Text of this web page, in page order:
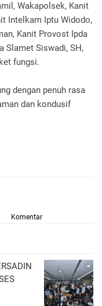
Wakapolsek, Kanit
Intelkam Iptu Widodo,
Kanit Provost Ipda
Slamet Siswadi, SH,
fungsi.
dengan penuh rasa
dan kondusif
Komentar